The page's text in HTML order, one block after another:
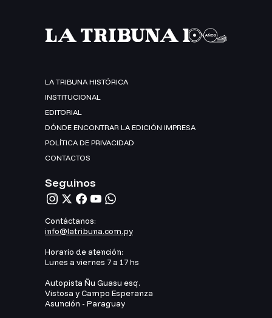
LA TRIBUNA HISTÓRICA
INSTITUCIONAL
EDITORIAL
DÓNDE ENCONTRAR LA EDICIÓN IMPRESA
POLÍTICA DE PRIVACIDAD
CONTACTOS
Seguinos
Contáctanos:
info@latribuna.com.py
Horario de atención:
Lunes a viernes 7 a 17 hs
Autopista Ñu Guasu esq.
Vistosa y Campo Esperanza
Asunción - Paraguay